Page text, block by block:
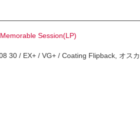
Session(LP)
30 / EX+ / VG+ / Coating Flipback, オス